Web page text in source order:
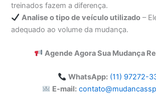
treinados fazem a diferença.
Analise o tipo de veículo utilizado –
adequado ao volume da mudança.
Agende Agora Sua Mudança
WhatsApp: (11) 97272-
E-mail: